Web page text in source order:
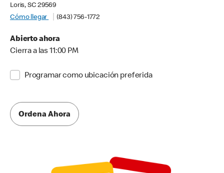
Loris, SC 29569
Cómo llegar
(843) 756-1772
Abierto ahora
Cierra a las 11:00 PM
Programar como ubicación preferida
Ordena Ahora